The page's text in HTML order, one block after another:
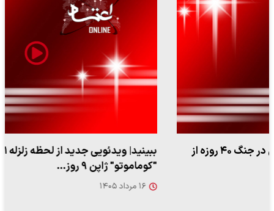
ببینید| ویدئویی جدید از لحظه زلزله ۷.۱ ریشتری